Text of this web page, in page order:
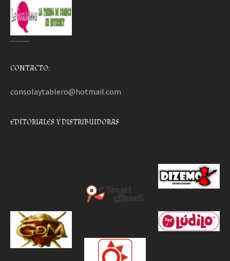
………..
CONTACTO:
consolaytablero@hotmail.com
EDITORIALES Y DISTRIBUIDORAS